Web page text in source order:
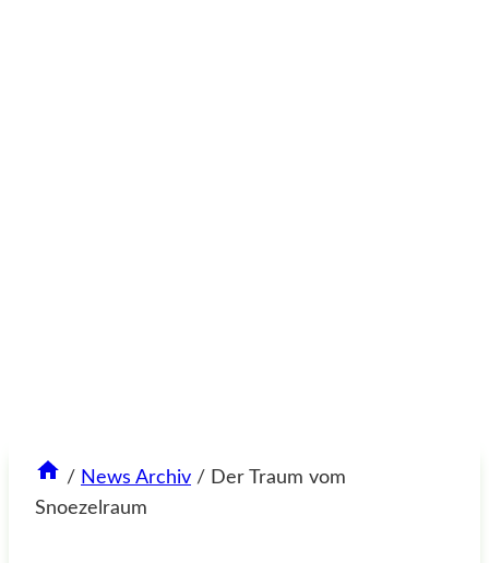
/ News Archiv / Der Traum vom
Snoezelraum